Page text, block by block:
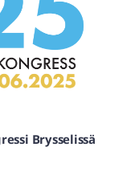
Brysselissä